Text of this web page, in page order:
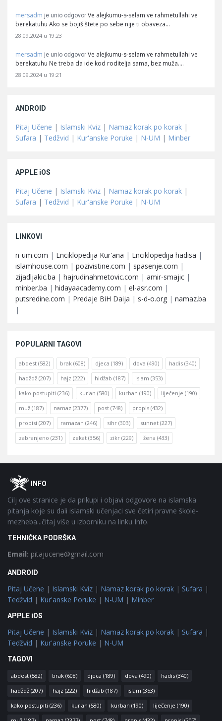
mersadm je unio odgovor Ve alejkumu-s-selam ve rahmetullahi ve
berekatuhu Ako se bojiš štete po sebe nije ti obaveza…
28.09.2024 u 19:23
mersadm je unio odgovor Ve alejkumu-s-selam ve rahmetullahi ve
berekatuhu Ne treba da ide kod roditelja sama, bez muža.…
28.09.2024 u 19:21
ANDROID
Pitaj Učene | Islamski Kviz | Namaz korak po korak |
Sufara | Tedžvid | Kur'anske Poruke | N-UM | Minber
APPLE iOS
Pitaj Učene | Islamski Kviz | Namaz korak po korak |
Sufara | Tedžvid | Kur'anske Poruke | N-UM
LINKOVI
n-um.com | Enciklopedija Kur'ana | Enciklopedija hadisa |
islamhouse.com | pozivistine.com | spasenje.com |
zijadljakic.ba | hajrudinahmetovic.com | amir-smajic |
minber.ba | hidayaacademy.com | el-asr.com |
putsredine.com | Predaje BiH Daija | s-d-o.org | namaz.ba
|
POPULARNI TAGOVI
abdest (582) brak (608) djeca (189) dova (490) hadis (340)
hadždž (207) hajz (222) hidžab (187) islam (353)
kako postupiti (236) kur'an (580) kurban (190) liječenje (190)
muž (187) namaz (2377) post (748) propis (432)
propisi (207) ramazan (246) sihr (303) sunnet (227)
zabranjeno (231) zekat (356) zikr (229) žena (433)
FooterOINFO
Cilj ove stranice je da prikupi i objavi odgovore na islamska
pitanja koje su dali islamski učenjaci sve četiri pravne škole-
mezheba...čitaj više u izborniku na linku Info.
TEHNIČKA PODRŠKA
Email: pitajucene@gmail.com
ANDROID
Pitaj Učene | Islamski Kviz | Namaz korak po korak | Sufara |
Tedžvid | Kur'anske Poruke | N-UM | Minber
APPLE iOS
Pitaj Učene | Islamski Kviz | Namaz korak po korak | Sufara |
Tedžvid | Kur'anske Poruke | N-UM
TAGOVI
abdest (582) brak (608) djeca (189) dova (490) hadis (340)
hadždž (207) hajz (222) hidžab (187) islam (353)
kako postupiti (236) kur'an (580) kurban (190) liječenje (190)